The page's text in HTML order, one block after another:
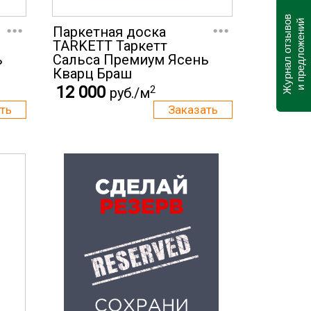
...
Паркетная доска
TARKETT Таркетт
Cальса Премиум Ясень
Кварц Браш
...
12 000 руб./м2 Журнал отзывови предложений